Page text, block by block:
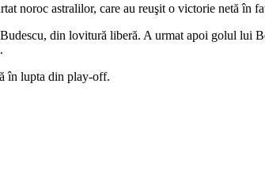
noroc astralilor, care au reuşit o victorie netă în
din lovitură liberă. A urmat apoi golul lui
în lupta din play-off.